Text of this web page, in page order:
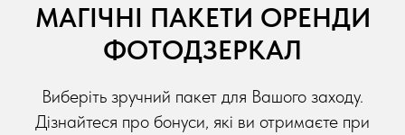
МАГІЧНІ ПАКЕТИ ОРЕНДИ
ФОТОДЗЕРКАЛ
Виберіть зручний пакет для Вашого заходу.
Дізнайтеся про бонуси, які ви отримаєте при